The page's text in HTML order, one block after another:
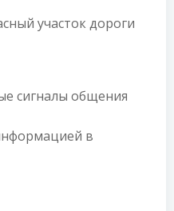
участок дороги
сигналы общения
в